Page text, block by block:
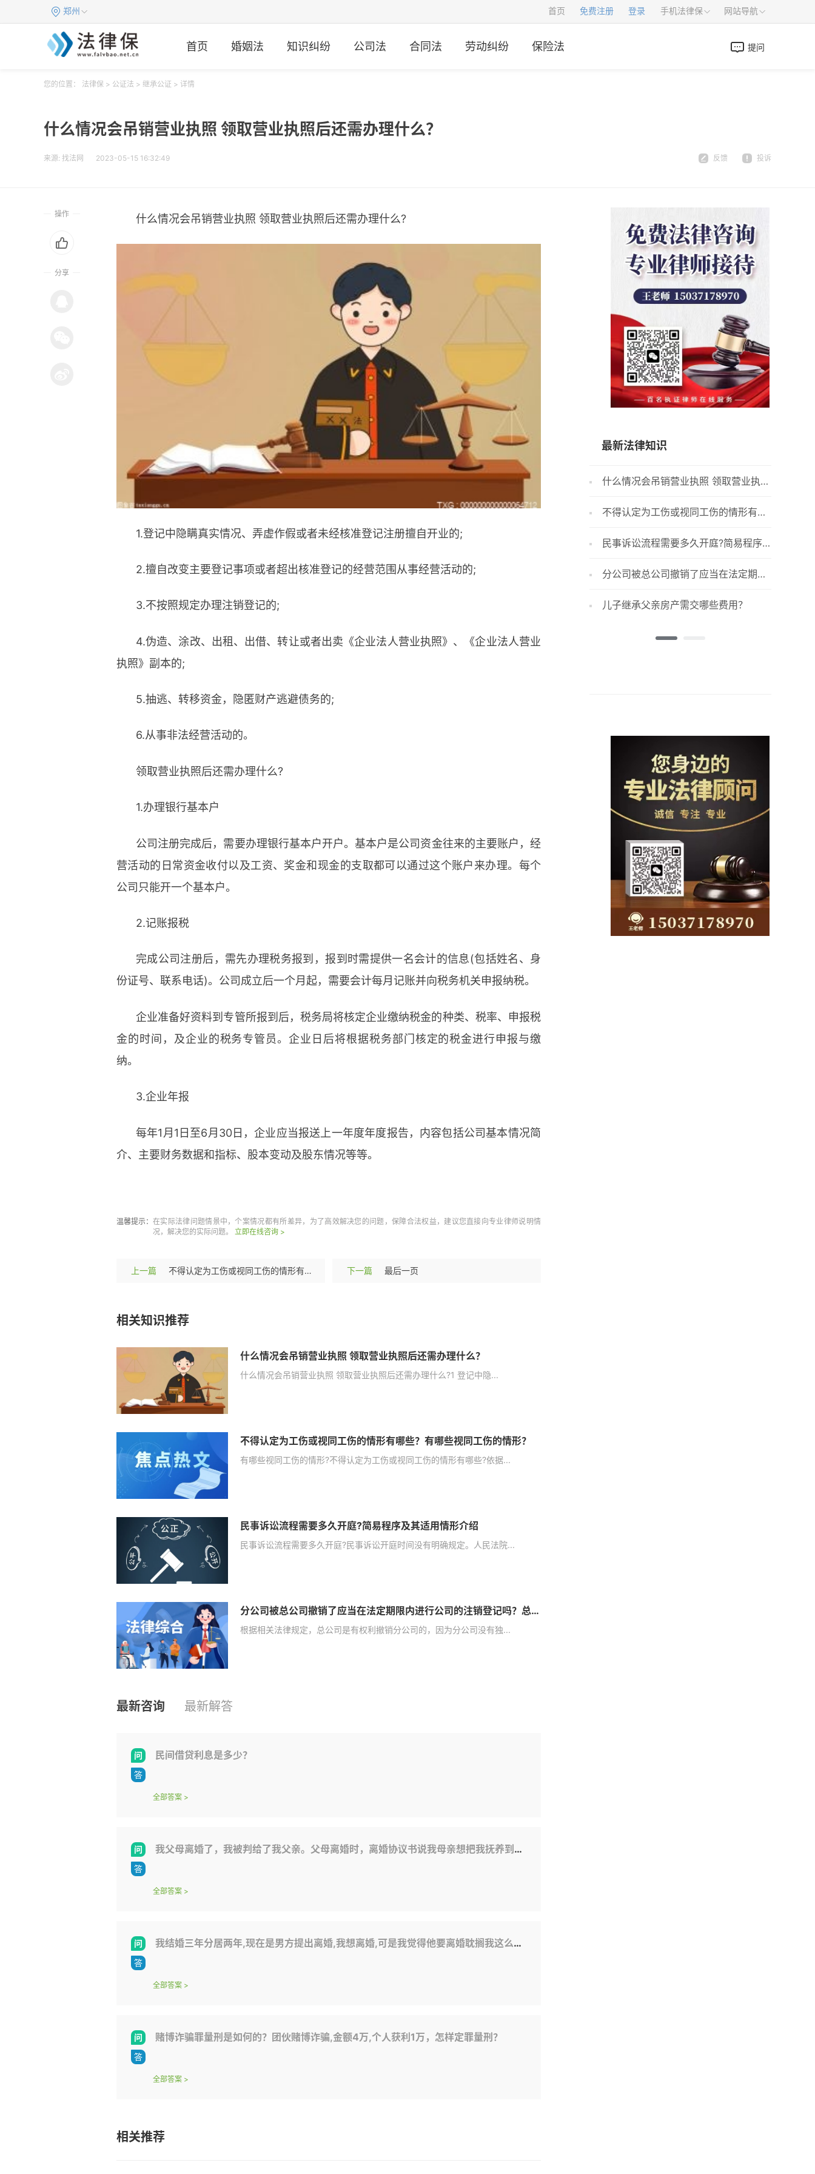
郑州 首页 免费注册 登录 手机法律保 网站导航
首页 婚姻法 知识纠纷 公司法 合同法 劳动纠纷 保险法 提问
您的位置： 法律保 > 公证法 > 继承公证 > 详情
什么情况会吊销营业执照 领取营业执照后还需办理什么？
来源: 找法网 2023-05-15 16:32:49 反馈 投诉
什么情况会吊销营业执照 领取营业执照后还需办理什么?
1.登记中隐瞒真实情况、弄虚作假或者未经核准登记注册擅自开业的;
2.擅自改变主要登记事项或者超出核准登记的经营范围从事经营活动的;
3.不按照规定办理注销登记的;
4.伪造、涂改、出租、出借、转让或者出卖《企业法人营业执照》、《企业法人营业
执照》副本的;
5.抽逃、转移资金，隐匿财产逃避债务的;
6.从事非法经营活动的。
领取营业执照后还需办理什么?
1.办理银行基本户
公司注册完成后，需要办理银行基本户开户。基本户是公司资金往来的主要账户，经
营活动的日常资金收付以及工资、奖金和现金的支取都可以通过这个账户来办理。每个
公司只能开一个基本户。
2.记账报税
完成公司注册后，需先办理税务报到，报到时需提供一名会计的信息(包括姓名、身
份证号、联系电话)。公司成立后一个月起，需要会计每月记账并向税务机关申报纳税。
企业准备好资料到专管所报到后，税务局将核定企业缴纳税金的种类、税率、申报税
金的时间，及企业的税务专管员。企业日后将根据税务部门核定的税金进行申报与缴
纳。
3.企业年报
每年1月1日至6月30日，企业应当报送上一年度年度报告，内容包括公司基本情况简
介、主要财务数据和指标、股本变动及股东情况等等。
温馨提示： 在实际法律问题情景中，个案情况都有所差异，为了高效解决您的问题，保障合法权益，建议您直接向专业律师说明情
况，解决您的实际问题。 立即在线咨询 >
上一篇 不得认定为工伤或视同工伤的情形有哪些？有哪些视同工伤的情形？ 下一篇 最后一页
相关知识推荐
什么情况会吊销营业执照 领取营业执照后还需办理什么？
什么情况会吊销营业执照 领取营业执照后还需办理什么?1 登记中隐...
不得认定为工伤或视同工伤的情形有哪些？有哪些视同工伤的情形？
有哪些视同工伤的情形?不得认定为工伤或视同工伤的情形有哪些?依据...
民事诉讼流程需要多久开庭?简易程序及其适用情形介绍
民事诉讼流程需要多久开庭?民事诉讼开庭时间没有明确规定。人民法院...
分公司被总公司撤销了应当在法定期限内进行公司的注销登记吗？总公司是有权利撤销分公司的吗？
根据相关法律规定，总公司是有权利撤销分公司的，因为分公司没有独...
最新咨询 最新解答
民间借贷利息是多少？
全部答案 >
我父母离婚了，我被判给了我父亲。父母离婚时，离婚协议书说我母亲想把我抚养到18岁，但在他们离婚的几年里，我母亲没有抚养我，更不用说抚养费了。现在我14岁了。我现在能告诉她吗？
全部答案 >
我结婚三年分居两年,现在是男方提出离婚,我想离婚,可是我觉得他要离婚耽搁我这么长时间,我想要求男方赔偿我青春损失费,精神损失费,我想咨询一下我的要求我这么做才能达到,对方给法官送礼了,但是我没有送,我该怎么做才好
全部答案 >
赌博诈骗罪量刑是如何的？团伙赌博诈骗,金额4万,个人获利1万，怎样定罪量刑？
全部答案 >
相关推荐
操作
分享
最新法律知识
什么情况会吊销营业执照 领取营业执照
后还需办理什么？
不得认定为工伤或视同工伤的情形有哪
些？有哪些视同工伤的情形？
民事诉讼流程需要多久开庭?简易程序
及其适用情形介绍
分公司被总公司撤销了应当在法定期限
内进行公司的注销登记吗？总公司是有权
利撤销分公司的吗？
儿子继承父亲房产需交哪些费用？